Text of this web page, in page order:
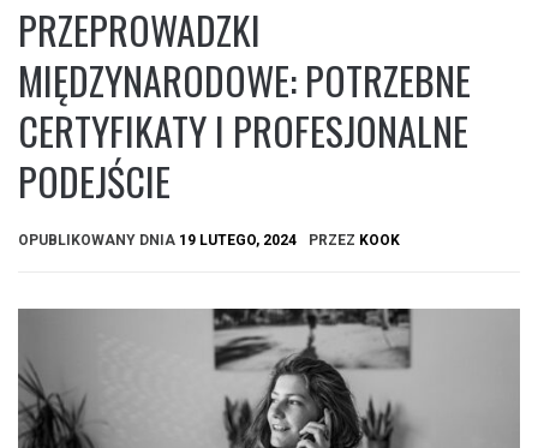
PRZEPROWADZKI
MIĘDZYNARODOWE: POTRZEBNE
CERTYFIKATY I PROFESJONALNE
PODEJŚCIE
OPUBLIKOWANY DNIA 19 LUTEGO, 2024 PRZEZ KOOK